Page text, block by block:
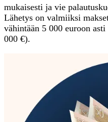
mukaisesti ja vie
Lähetys on valmiiksi
vähintään 5 000 euroon
000 €).